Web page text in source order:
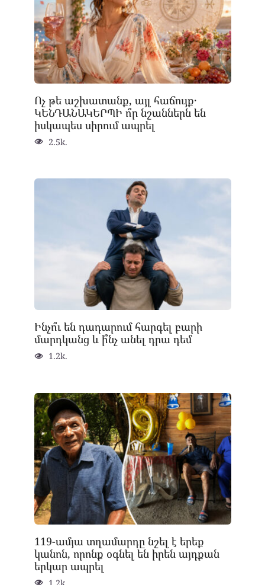
Ոչ թե աշխատանք, այլ հաճույք․
ԿԵՆԴԱՆԱԿԵՐՊԻ ո՞ր նշաններն են
իսկապես սիրում ապրել
2.5k.
Ինչո՞ւ են դադարում հարգել բարի
մարդկանց և ի՞նչ անել դրա դեմ
1.2k.
119-ամյա տղամարդը նշել է երեք
կանոն, որոնք օգնել են իրեն այդքան
երկար ապրել